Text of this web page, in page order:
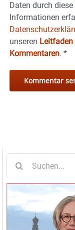
Daten durch
Informationen
unseren
Kommentaren. *
nach: